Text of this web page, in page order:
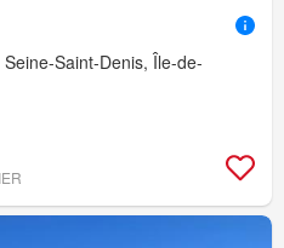
Saint-Denis, Île-de-